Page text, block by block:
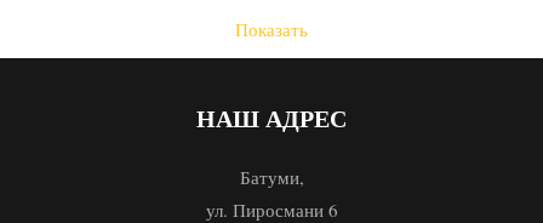
Показать
НАШ АДРЕС
Батуми,
ул. Пиросмани 6